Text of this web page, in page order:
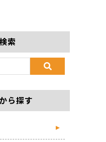
索
ら探す